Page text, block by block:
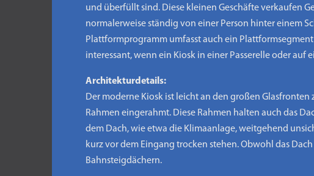
und überfüllt sind. Diese kleinen Geschäfte verkaufen
normalerweise ständig von einer Person hinter einem
Plattformprogramm umfasst auch ein
interessant, wenn ein Kiosk in einer Passerelle oder
Architekturdetails:
Der moderne Kiosk ist leicht an den großen
Rahmen eingerahmt. Diese Rahmen halten auch das
dem Dach, wie etwa die Klimaanlage, weitgehend
kurz vor dem Eingang trocken stehen. Obwohl das
Bahnsteigdächern.